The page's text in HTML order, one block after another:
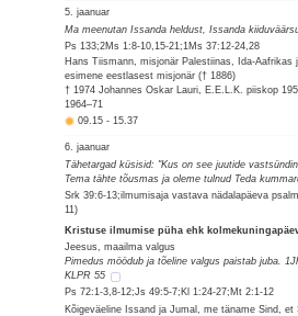
5. jaanuar
Ma meenutan Issanda heldust, Issanda
Ps 133;2Ms 1:8-10,15-21;1Ms 37:12-24,28
Hans Tiismann, misjonär Palestiinas, Ida-Aafrikas
esimene eestlasest misjonär († 1886)
† 1974 Johannes Oskar Lauri, E.E.L.K. piiskop
1964–71
09.15-15.37
6. jaanuar
Tähetargad küsisid: "Kus on see juutide
Tema tähte tõusmas ja oleme tulnud Teda
Srk 39:6-13;ilmumisaja vastava nädalapäeva
11)
Kristuse ilmumise püha ehk
Jeesus, maailma valgus
Pimedus möödub ja tõeline valgus paistab juba.
KLPR 55
Ps 72:1-3,8-12;Js 49:5-7;Kl 1:24-27;Mt 2:1-12
Kõigeväeline Issand ja Jumal, me täname Sind, et